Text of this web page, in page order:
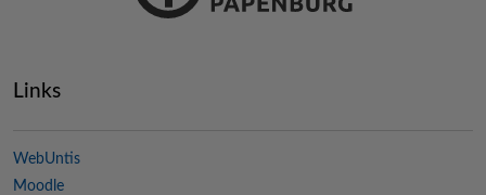
Links
WebUntis
Moodle